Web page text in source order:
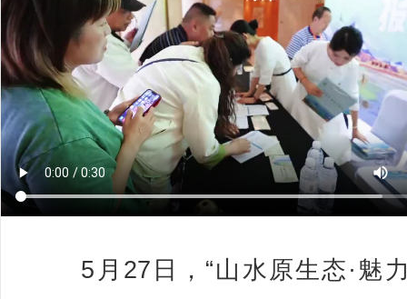
5月27日，“山水原生态·魅